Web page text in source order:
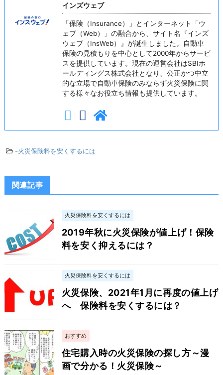
インズウェブ
「保険（Insurance）」とインターネット「ウ
ェブ（Web）」の融合から、サイト名『インズ
ウェブ（InsWeb）』が誕生しました。自動車
保険の見積もりを中心として2000年からサービ
スを提供しています。現在の運営会社はSBIホ
ールディングス株式会社となり、公正かつ中立
的な立場で自動車保険のみならず火災保険に関
する様々なお役立ち情報も提供しています。
-火災保険料を安くするには
関連記事
火災保険料を安くするには
2019年秋に火災保険が値上げ！保険
料を安く抑えるには？
火災保険料を安くするには
火災保険、2021年1月に再度の値上げ
へ 保険料を安くするには？
おすすめ
住宅購入時の火災保険の探し方～漫
画で分かる！火災保険～